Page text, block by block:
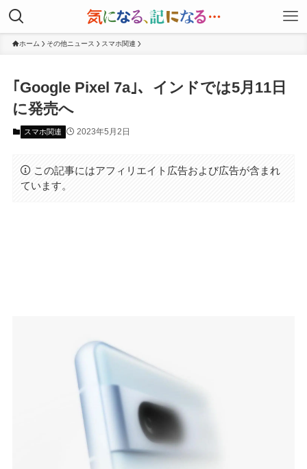
ホーム その他ニュース スマホ関連
｢Google Pixel 7a｣、インドでは5月11日
に発売へ
スマホ関連 2023年5月2日
この記事にはアフィリエイト広告および広告が含まれ
ています。